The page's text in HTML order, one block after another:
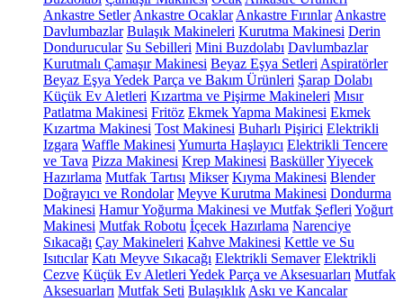
Ankastre Setler Ankastre Ocaklar Ankastre Fırınlar Ankastre
Davlumbazlar Bulaşık Makineleri Kurutma Makinesi Derin
Dondurucular Su Sebilleri Mini Buzdolabı Davlumbazlar
Kurutmalı Çamaşır Makinesi Beyaz Eşya Setleri Aspiratörler
Beyaz Eşya Yedek Parça ve Bakım Ürünleri Şarap Dolabı
Küçük Ev Aletleri Kızartma ve Pişirme Makineleri Mısır
Patlatma Makinesi Fritöz Ekmek Yapma Makinesi Ekmek
Kızartma Makinesi Tost Makinesi Buharlı Pişirici Elektrikli
Izgara Waffle Makinesi Yumurta Haşlayıcı Elektrikli Tencere
ve Tava Pizza Makinesi Krep Makinesi BasküllerYiyecek
Hazırlama Mutfak Tartısı Mikser Kıyma Makinesi Blender
Doğrayıcı ve Rondolar Meyve Kurutma Makinesi Dondurma
Makinesi Hamur Yoğurma Makinesi ve Mutfak Şefleri Yoğurt
Makinesi Mutfak Robotu İçecek Hazırlama Narenciye
Sıkacağı Çay Makineleri Kahve Makinesi Kettle ve Su
Isıtıcılar Katı Meyve Sıkacağı Elektrikli Semaver Elektrikli
Cezve Küçük Ev Aletleri Yedek Parça ve Aksesuarları Mutfak
Aksesuarları Mutfak Seti Bulaşıklık Askı ve Kancalar